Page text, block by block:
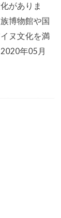
がありま
博物館や国
ヌ文化を満
年05月